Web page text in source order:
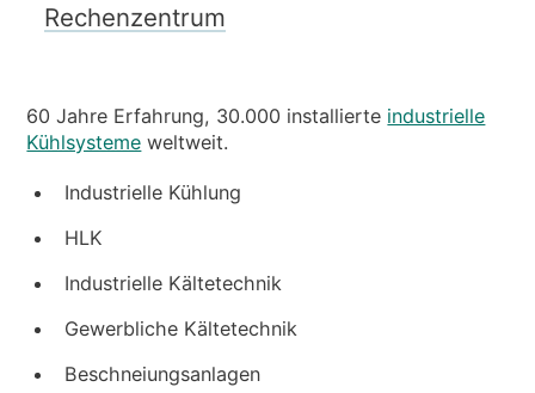
Rechenzentrum
60 Jahre Erfahrung, 30.000 installierte industrielle
Kühlsysteme weltweit.
Industrielle Kühlung
HLK
Industrielle Kältetechnik
Gewerbliche Kältetechnik
Beschneiungsanlagen